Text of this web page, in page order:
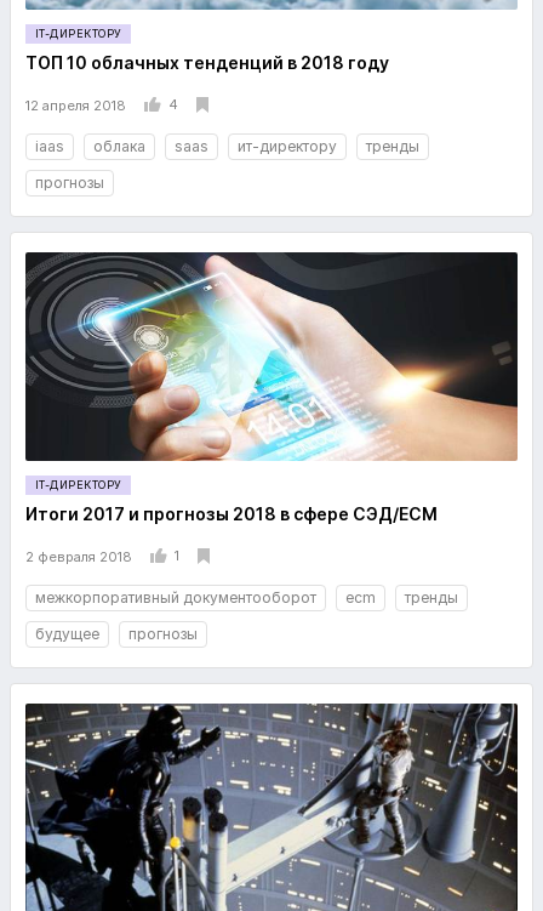
IT-ДИРЕКТОРУ
ТОП 10 облачных тенденций в 2018 году
12 апреля 2018 4
iaas облака saas ит-директору
тренды
прогнозы
IT-ДИРЕКТОРУ
Итоги 2017 и прогнозы 2018 в сфере СЭД/ECM
2 февраля 2018 1
межкорпоративный документооборот ecm
тренды
будущее
прогнозы